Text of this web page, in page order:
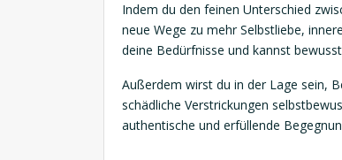
Indem du den feinen Unterschied
neue Wege zu mehr Selbstliebe,
deine Bedürfnisse und kannst
Außerdem wirst du in der Lage sein,
schädliche Verstrickungen
authentische und erfüllende